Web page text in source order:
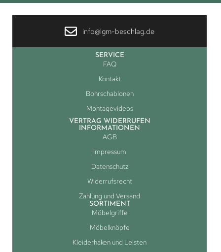
info@lgm-beschlag.de
SERVICE
FAQ
Kontakt
Bohrschablonen
Montagevideos
VERTRAG WIDERRUFEN
INFORMATIONEN
AGB
Impressum
Datenschutz
Widerrufsrecht
Zahlung und Versand
SORTIMENT
Möbelgriffe
Möbelknöpfe
Kleiderhaken und Leisten